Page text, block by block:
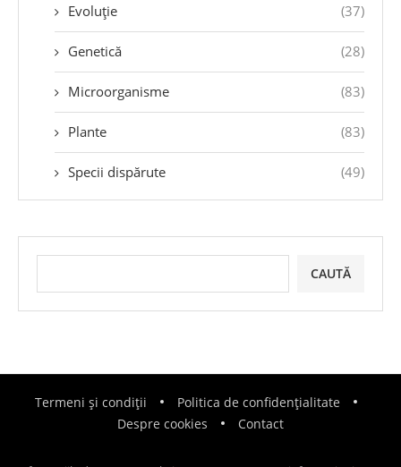
Evoluție (37)
Genetică (28)
Microorganisme (83)
Plante (83)
Specii dispărute (49)
CAUTĂ
Termeni și condiții
Politica de confidențialitate
Despre cookies
Contact